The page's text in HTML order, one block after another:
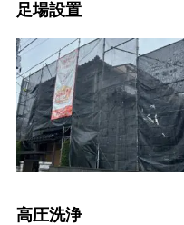
足場設置
高圧洗浄